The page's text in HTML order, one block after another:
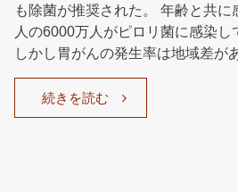
も除菌が推奨された。 年齢と共
人の6000万人がピロリ菌に感染し
しかし胃がんの発生率は地域差が
続きを読む